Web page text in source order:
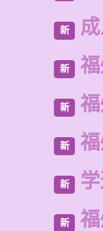
新
新
新
新
新
新